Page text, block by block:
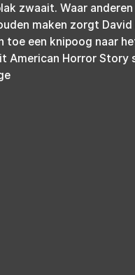
zwaait. Waar
maken zorgt
een knipoog naar
American Horror Story